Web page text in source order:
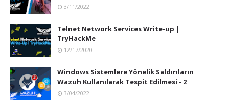
3/11/2022
Telnet Network Services Write-up |
TryHackMe
12/17/2020
Windows Sistemlere Yönelik Saldırıların
Wazuh Kullanılarak Tespit Edilmesi - 2
3/04/2022